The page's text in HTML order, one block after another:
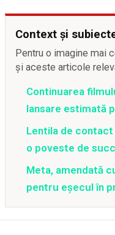
Context și
Pentru o imagine mai
și aceste articole
Continuarea
lansare estimată
Lentila de contact
o poveste de
Meta, amendată
pentru eșecul în